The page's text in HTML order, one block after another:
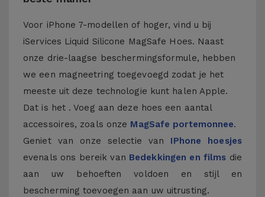
Voor iPhone 7-modellen of hoger, vind u bij
iServices Liquid Silicone MagSafe Hoes. Naast
onze drie-laagse beschermingsformule, hebben
we een magneetring toegevoegd zodat je het
meeste uit deze technologie kunt halen Apple.
Dat is het . Voeg aan deze hoes een aantal
accessoires, zoals onze MagSafe portemonnee.
Geniet van onze selectie van IPhone hoesjes
evenals ons bereik van Bedekkingen en films die
aan uw behoeften voldoen en stijl en
bescherming toevoegen aan uw uitrusting.